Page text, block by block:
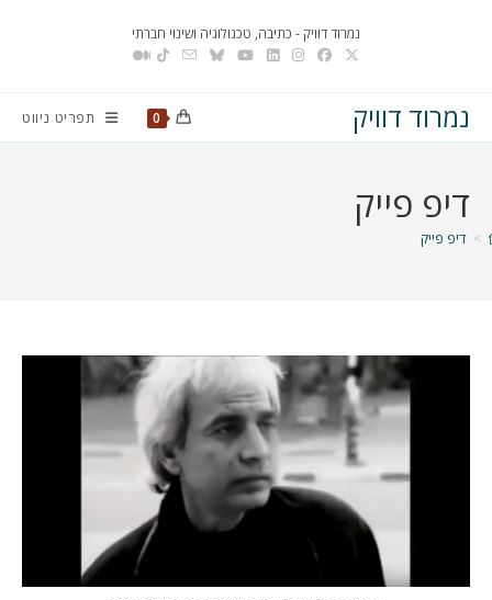
נמרוד דוויק - כתיבה, טכנולוגיה ושינוי חברתי
נמרוד דוויק 0 תפריט ניווט
דיפ פייק
> דיפ פייק